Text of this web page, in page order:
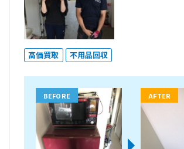
高価買取 不用品回収
BEFORE AFTER